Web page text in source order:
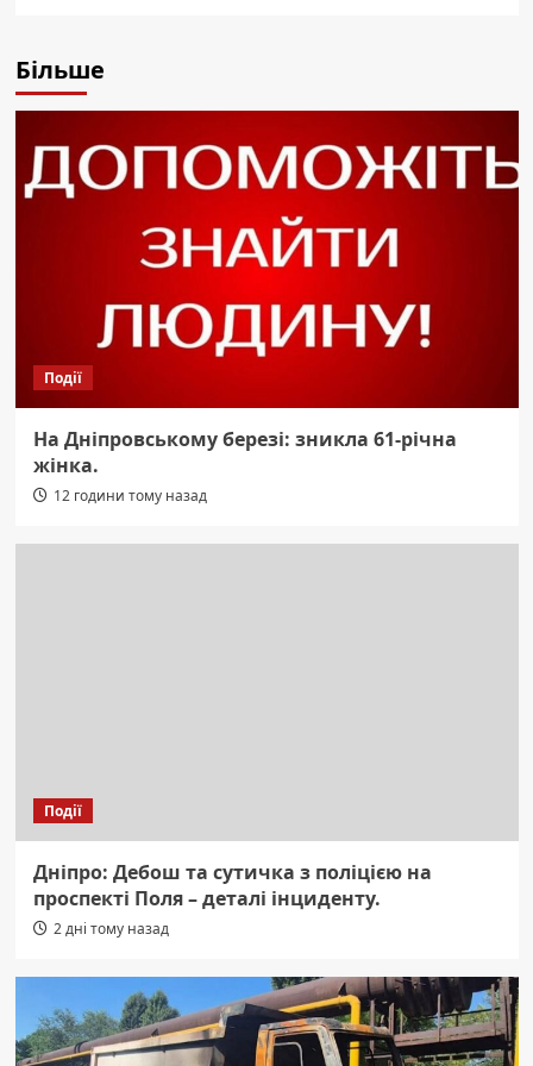
Більше
Події
На Дніпровському березі: зникла 61-річна
жінка.
12 години тому назад
Події
Дніпро: Дебош та сутичка з поліцією на
проспекті Поля – деталі інциденту.
2 дні тому назад